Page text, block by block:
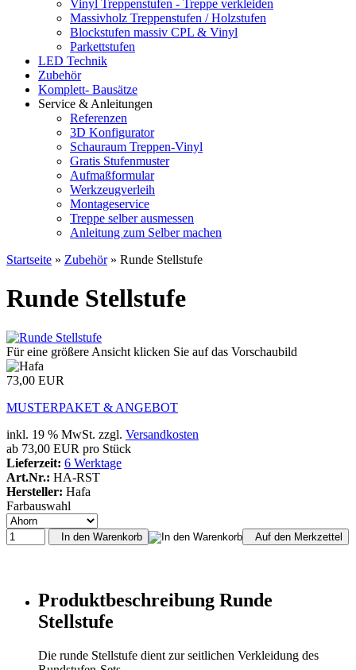
Vinyl Treppenstufen - Treppe verkleiden
Massivholz Treppenstufen / Holzstufen
Blockstufen massiv CPL & Vinyl
Parkettstufen
LED Technik
Zubehör
Komplett- Bausätze
Service & Anleitungen
Referenzen
3D Konfigurator
Schauraum Treppen-Vinyl
Gratis Stufenmuster
Aufmaßformular
Werkzeugverleih
Montageservice
Treppe selber ausmessen
Anleitung zum Selber machen
Startseite » Zubehör» Runde Stellstufe
Runde Stellstufe
Für eine größere Ansicht klicken Sie auf das Vorschaubild
73,00 EUR
MUSTERPAKET & ANGEBOT
inkl. 19 % MwSt. zzgl. Versandkosten
ab 73,00 EUR pro Stück
Lieferzeit: 6 Werktage
Art.Nr.: HA-RST
Hersteller: Hafa
Farbauswahl
In den Warenkorb Auf den Merkzettel
Produktbeschreibung Runde
Stellstufe
Die runde Stellstufe dient zur seitlichen Verkleidung des